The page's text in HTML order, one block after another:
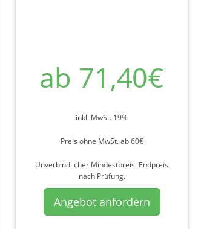
ab 71,40€
inkl. MwSt. 19%
Preis ohne MwSt. ab 60€
Unverbindlicher Mindestpreis. Endpreis
nach Prüfung.
Angebot anfordern